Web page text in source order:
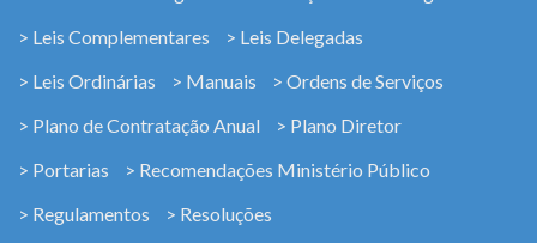
> Leis Complementares
> Leis Delegadas
> Leis Ordinárias
> Manuais
> Ordens de Serviços
> Plano de Contratação Anual
> Plano Diretor
> Portarias
> Recomendações Ministério Público
> Regulamentos
> Resoluções